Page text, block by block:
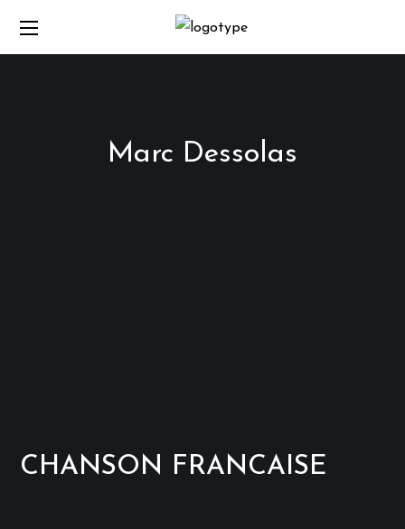
Marc Dessolas
CHANSON FRANCAISE